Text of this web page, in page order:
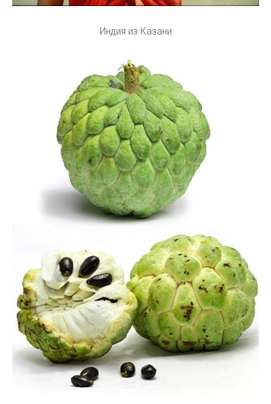
Индия из Казани